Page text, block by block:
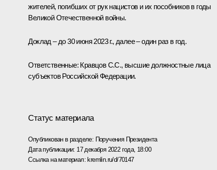
жителей, погибших от рук нацистов и их пособников в годы
Великой Отечественной войны.
Доклад – до 30 июня 2023 г., далее – один раз в год.
Ответственные: Кравцов С.С., высшие должностные лица
субъектов Российской Федерации.
Статус материала
Опубликован в разделе: Поручения Президента
Дата публикации: 17 декабря 2022 года, 18:00
Ссылка на материал: kremlin.ru/d/70147